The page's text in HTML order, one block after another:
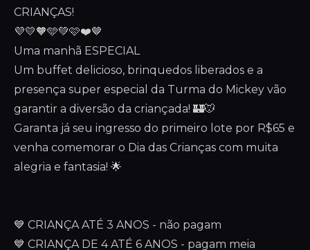
CRIANÇAS!
💜💛🧡🩵💚🩷❤️🤎
Uma manhã ESPECIAL
Um buffet delicioso, brinquedos liberados e a
presença super especial da Turma do Mickey vão
garantir a diversão da criançada! 🏰🐭
Garanta já seu ingresso do primeiro lote por R$65 e
venha comemorar o Dia das Crianças com muita
alegria e fantasia! 🌟
💙 CRIANÇA ATÉ 3 ANOS - não pagam
💙 CRIANÇA DE 4 ATÉ 6 ANOS - pagam meia